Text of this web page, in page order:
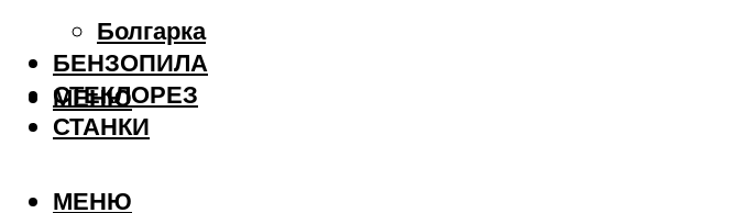
Болгарка
БЕНЗОПИЛА
СТЕКЛОРЕЗ
СТАНКИ
МЕНЮ
МЕНЮ